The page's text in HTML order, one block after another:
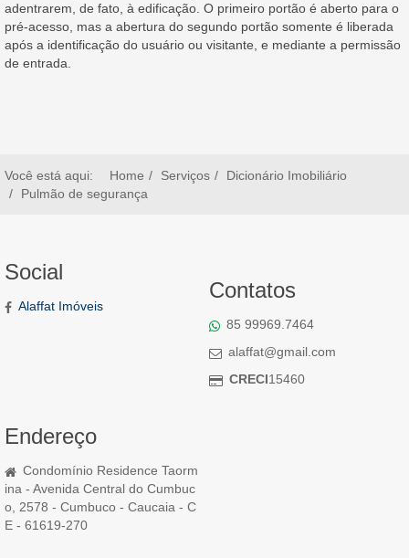
adentrarem, de fato, à edificação. O primeiro portão é aberto para o
pré-acesso, mas a abertura do segundo portão somente é liberada
após a identificação do usuário ou visitante, e mediante a permissão
de entrada.
Você está aqui: Home Serviços
Dicionário Imobiliário
Pulmão de segurança
Social
Alaffat Imóveis
Contatos
85 99969.7464
alaffat@gmail.com
CRECI15460
Endereço
Condomínio Residence Taorm
ina - Avenida Central do Cumbuc
o, 2578 - Cumbuco - Caucaia - C
E - 61619-270